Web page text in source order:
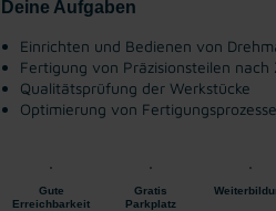
Deine Aufgaben
Einrichten und Bedienen von
Fertigung von Präzisionsteilen nach
Qualitätsprüfung der Werkstücke
Optimierung von
Gute
Erreichbarkeit
Gratis
Parkplatz